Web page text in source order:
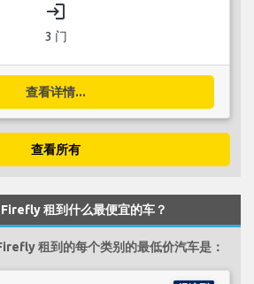
login
3 门
查看详情...
查看所有
租到什么最便宜的车？
租到的每个类别的最低价汽车是：